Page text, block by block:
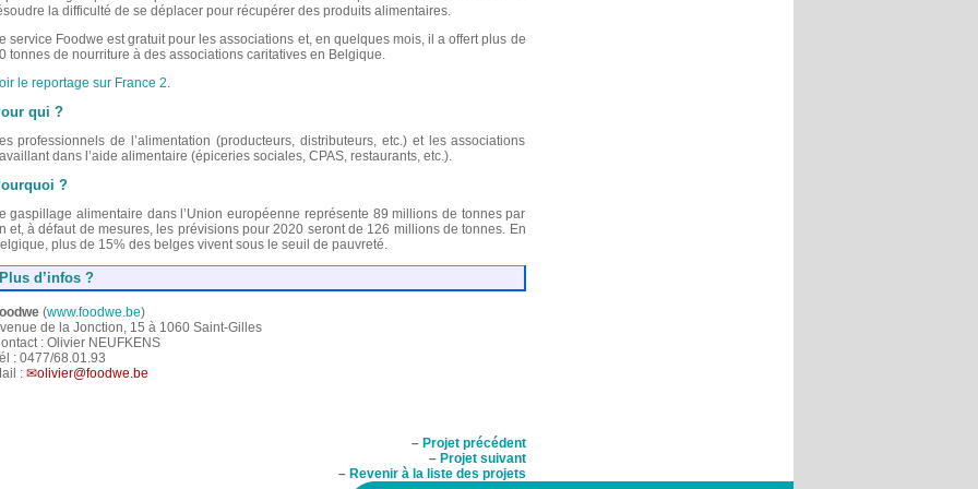
la difficulté de se déplacer pour récupérer des produits alimentaires.
service Foodwe est gratuit pour les associations et, en quelques mois, il a offert plus de
tonnes de nourriture à des associations caritatives en Belgique.
le reportage sur France 2.
qui ?
professionnels de l’alimentation (producteurs, distributeurs, etc.) et les associations
dans l’aide alimentaire (épiceries sociales, CPAS, restaurants, etc.).
?
gaspillage alimentaire dans l’Union européenne représente 89 millions de tonnes par
et, à défaut de mesures, les prévisions pour 2020 seront de 126 millions de tonnes. En
plus de 15% des belges vivent sous le seuil de pauvreté.
Plus d’infos ?
(www.foodwe.be)
de la Jonction, 15 à 1060 Saint-Gilles
: Olivier NEUFKENS
: 0477/68.01.93
:
olivier@foodwe.be
– Projet précédent
– Projet suivant
– Revenir à la liste des projets